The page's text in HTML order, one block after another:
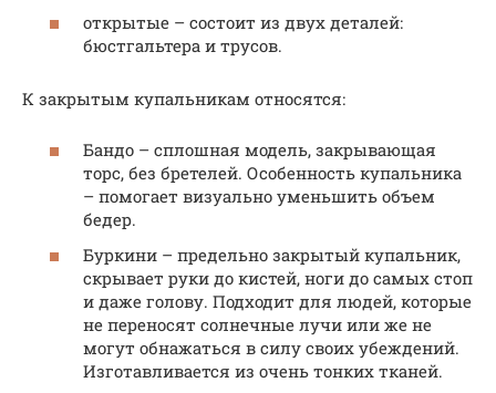
открытые – состоит из двух деталей:
бюстгальтера и трусов.
К закрытым купальникам относятся:
Бандо – сплошная модель, закрывающая
торс, без бретелей. Особенность купальника
– помогает визуально уменьшить объем
бедер.
Буркини – предельно закрытый купальник,
скрывает руки до кистей, ноги до самых стоп
и даже голову. Подходит для людей, которые
не переносят солнечные лучи или же не
могут обнажаться в силу своих убеждений.
Изготавливается из очень тонких тканей.